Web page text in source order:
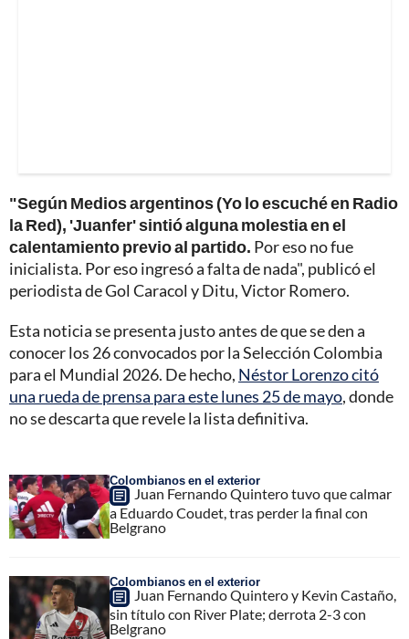
"Según Medios argentinos (Yo lo escuché en Radio
la Red), 'Juanfer' sintió alguna molestia en el
calentamiento previo al partido. Por eso no fue
inicialista. Por eso ingresó a falta de nada", publicó el
periodista de Gol Caracol y Ditu, Victor Romero.
Esta noticia se presenta justo antes de que se den a
conocer los 26 convocados por la Selección Colombia
para el Mundial 2026. De hecho, Néstor Lorenzo citó
una rueda de prensa para este lunes 25 de mayo, donde
no se descarta que revele la lista definitiva.
Colombianos en el exterior
Juan Fernando Quintero tuvo que calmar
a Eduardo Coudet, tras perder la final con
Belgrano
Colombianos en el exterior
Juan Fernando Quintero y Kevin Castaño,
sin título con River Plate; derrota 2-3 con
Belgrano